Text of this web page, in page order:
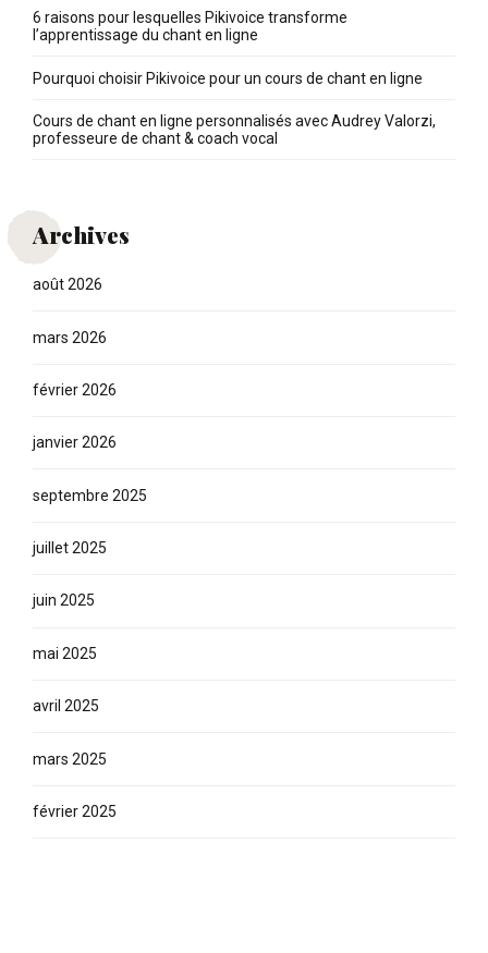
6 raisons pour lesquelles Pikivoice transforme
l’apprentissage du chant en ligne
Pourquoi choisir Pikivoice pour un cours de chant en ligne
Cours de chant en ligne personnalisés avec Audrey Valorzi,
professeure de chant & coach vocal
Archives
août 2026
mars 2026
février 2026
janvier 2026
septembre 2025
juillet 2025
juin 2025
mai 2025
avril 2025
mars 2025
février 2025